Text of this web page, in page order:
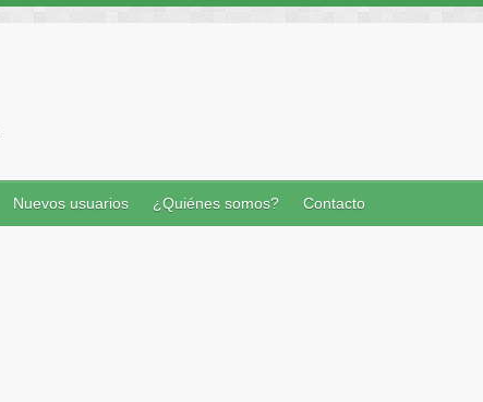
Nuevos usuarios ¿Quiénes somos? Contacto